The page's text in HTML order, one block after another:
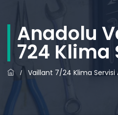
Anadolu
724 Klima
/ Vaillant 7/24 Klima Servisi